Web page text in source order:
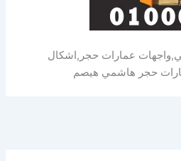
عمارات حجر,اشكال
حجر هاشمي هيصم